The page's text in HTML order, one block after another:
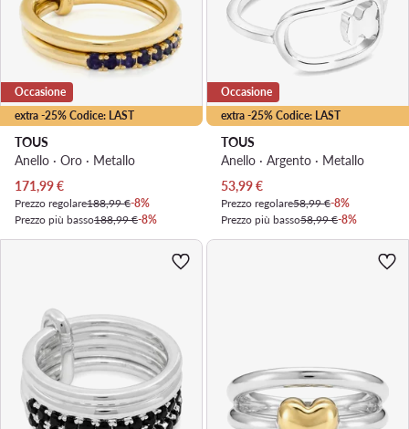
extra -25% Codice: LAST
Occasione
TOUS
Anello · Oro · Metallo
Prezzo attuale
171,99€
Prezzo regolare188,99 €-8%
Prezzo più basso188,99 €-8%
extra -25% Codice: LAST
Occasione
TOUS
Anello · Argento · Metallo
Prezzo attuale
53,99€
Prezzo regolare58,99 €-8%
Prezzo più basso58,99 €-8%